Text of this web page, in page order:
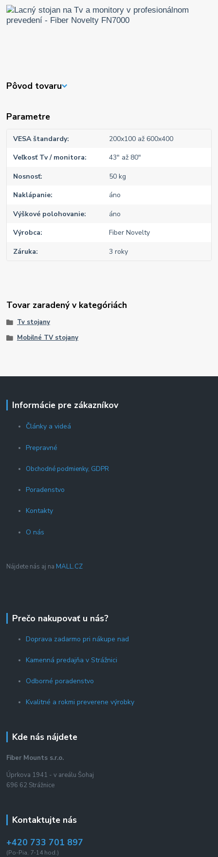
Pôvod tovaru
Parametre
VESA štandardy 200x100 až 600x400
Veľkosť Tv / monitora 43" až 80"
Nosnosť 50 kg
Naklápanie áno
Výškové polohovanie áno
Výrobca Fiber Novelty
Záruka 3 roky
Tovar zaradený v kategóriách
Tv stojany
Mobilné TV stojany
Informácie pre zákazníkov
Články a videá
Prepravné
Obchodné podmienky, GDPR
Poradenstvo
Kontakty
O nás
Nájdete nás aj na MALL.CZ
Prečo nakupovať u nás?
Doprava zadarmo pri nákupe nad
Kamenná predajňa v Strážnici
Odborné poradenstvo
Kvalitné a rokmi preverene výrobky
Kde nás nájdete
Fiber Mounts s.r.o.
Úprkova 1941 - v areálu Šohaj
696 62 Strážnice
Kontaktujte nás
+420 733 701 897
(Po-Pia, 7-14 hod.)